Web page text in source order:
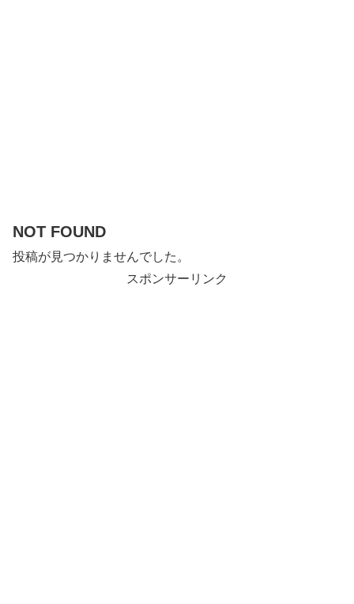
NOT FOUND
投稿が見つかりませんでした。
スポンサーリンク